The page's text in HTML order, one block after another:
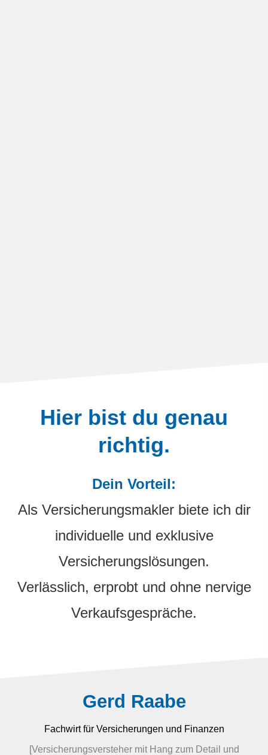
Hier bist du genau
richtig.
Dein Vorteil:
Als Ver­sicherungs­makler biete ich dir
individuelle und exklusive
Versicherungslösungen.
Verlässlich, erprobt und ohne nervige
Verkaufsgespräche.
Gerd Raabe
Fachwirt für Versicherungen und Finanzen
[Versicherungsversteher mit Hang zum Detail und